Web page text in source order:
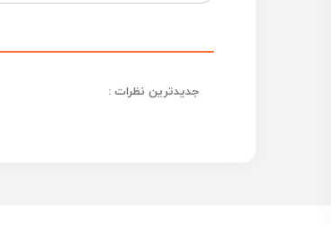
جدیدترین نظرات :